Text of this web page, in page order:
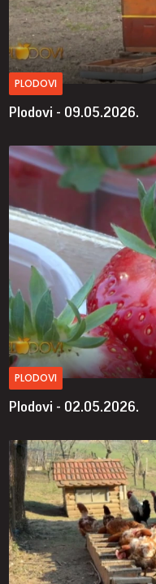
PLODOVI
Plodovi - 09.05.2026.
PLODOVI
Plodovi - 02.05.2026.